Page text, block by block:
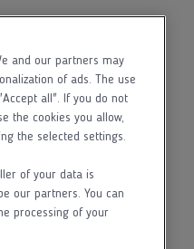
konta
and our partners may
of ads. The use
all". If you do not
the cookies you allow,
the selected settings.
of your data is
our partners. You can
processing of your